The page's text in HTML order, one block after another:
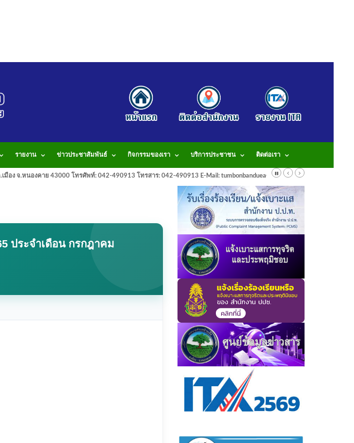
รายงาน ข่าวประชาสัมพันธ์ กิจกรรมของเรา บริการประชาชน ติดต่อเรา
มือง จ.หนองคาย 43000 โทรศัพท์: 042-490913 โทรสาร: 042-490913 E-Mail: tumbonbanduea@gmail.com
ประจำเดือน กรกฎาคม